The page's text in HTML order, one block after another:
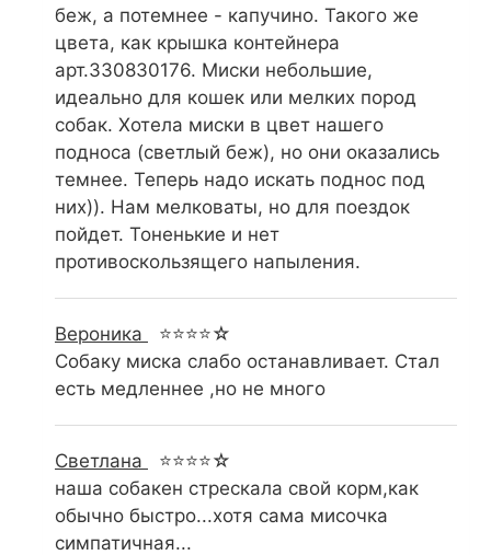
беж, а потемнее - капучино. Такого же
цвета, как крышка контейнера
арт.330830176. Миски небольшие,
идеально для кошек или мелких пород
собак. Хотела миски в цвет нашего
подноса (светлый беж), но они оказались
темнее. Теперь надо искать поднос под
них)). Нам мелковаты, но для поездок
пойдет. Тоненькие и нет
противоскользящего напыления.
Вероника
⭐⭐⭐⭐☆
Собаку миска слабо останавливает. Стал
есть медленнее ,но не много
Светлана
⭐⭐⭐⭐☆
наша собакен стрескала свой корм,как
обычно быстро...хотя сама мисочка
симпатичная...